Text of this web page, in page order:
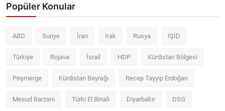
Popüler Konular
ABD Suriye İran Irak Rusya IŞİD
Türkiye Rojava İsrail HDP Kürdistan Bölgesi
Peşmerge Kürdistan Bayrağı Recep Tayyip Erdoğan
Mesud Barzani Türki El Binali Diyarbakır DSG